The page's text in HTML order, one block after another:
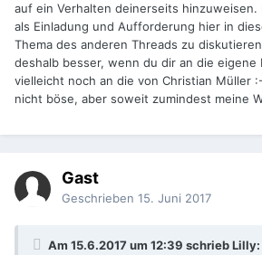
auf ein Verhalten deinerseits
als Einladung und Aufforderung hier in
Thema des anderen Threads zu
deshalb besser, wenn du dir an die eigene
vielleicht noch an die von Christian Müller
nicht böse, aber soweit zumindest meine
Gast
Geschrieben 15. Juni 2017
Am 15.6.2017 um 12:39 schriebLilly: